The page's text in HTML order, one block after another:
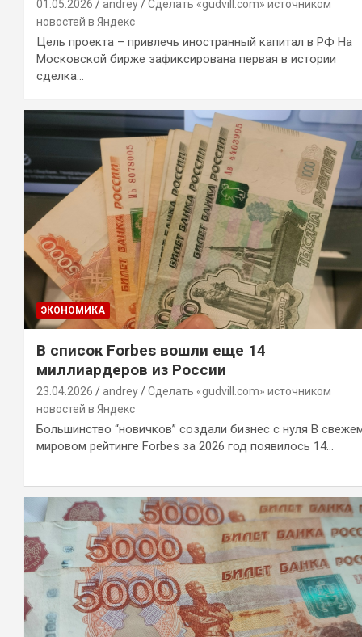
01.05.2026 andrey
Сделать «gudvill.com» источником
новостей в Яндекс
Цель проекта – привлечь иностранный капитал в РФ На
Московской бирже зафиксирована первая в истории
сделка…
ЭКОНОМИКА
В список Forbes вошли еще 14
миллиардеров из России
23.04.2026 andrey
Сделать «gudvill.com» источником
новостей в Яндекс
Большинство “новичков” создали бизнес с нуля В
мировом рейтинге Forbes за 2026 год появилось 14…